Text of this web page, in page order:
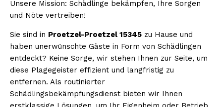
Unsere Mission: Schädlinge bekämpfen, Ihre Sorgen
und Nöte vertreiben!
Sie sind in Proetzel-Proetzel 15345 zu Hause und
haben unerwünschte Gäste in Form von Schädlingen
entdeckt? Keine Sorge, wir stehen Ihnen zur Seite, um
diese Plagegeister effizient und langfristig zu
entfernen. Als routinierter
Schädlingsbekämpfungsdienst bieten wir Ihnen